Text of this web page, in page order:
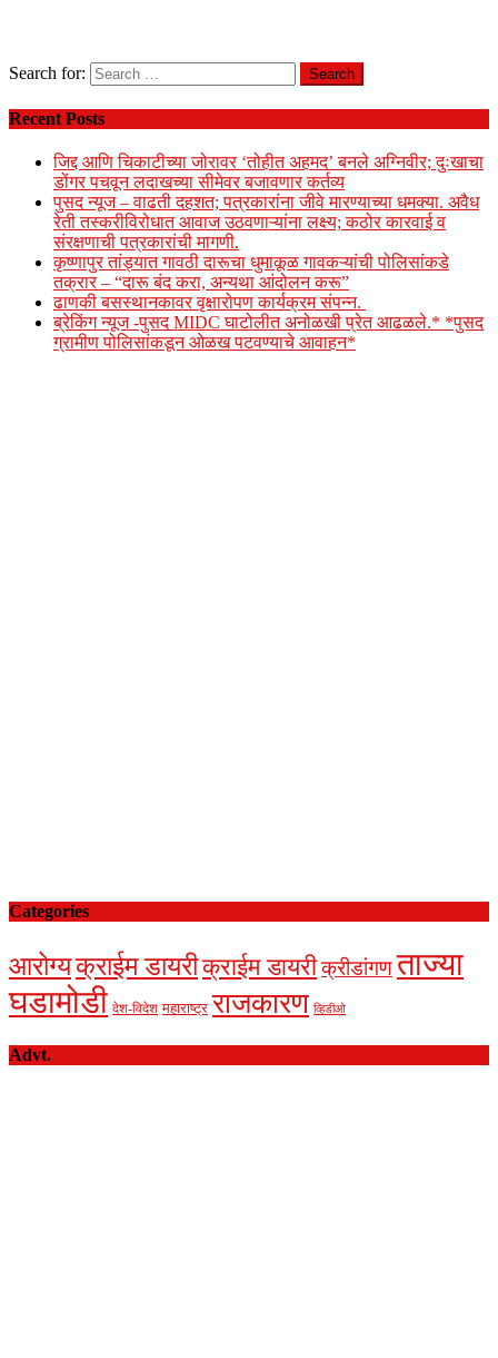
Search for:
Recent Posts
जिद्द आणि चिकाटीच्या जोरावर ‘तोहीत अहमद’ बनले अग्निवीर; दुःखाचा
डोंगर पचवून लदाखच्या सीमेवर बजावणार कर्तव्य
पुसद न्यूज – वाढती दहशत; पत्रकारांना जीवे मारण्याच्या धमक्या. अवैध
रेती तस्करीविरोधात आवाज उठवणाऱ्यांना लक्ष्य; कठोर कारवाई व
संरक्षणाची पत्रकारांची मागणी.
कृष्णापुर तांड्यात गावठी दारूचा धुमाकूळ गावकऱ्यांची पोलिसांकडे
तक्रार – “दारू बंद करा, अन्यथा आंदोलन करू”
ढाणकी बसस्थानकावर वृक्षारोपण कार्यक्रम संपन्न.
ब्रेकिंग न्यूज -पुसद MIDC घाटोलीत अनोळखी प्रेत आढळले.* *पुसद
ग्रामीण पोलिसांकडून ओळख पटवण्याचे आवाहन*
Categories
आरोग्यक्राईम डायरीक्राईम डायरीक्रीडांगणताज्या
घडामोडी देश-विदेश महाराष्ट्र राजकारण व्हिडीओ
Advt.